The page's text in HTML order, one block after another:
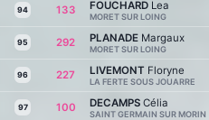
94 133 FOUCHARD Lea
MORET SUR LOING
95 292 PLANADE Margaux
MORET SUR LOING
96 227 LIVEMONT Floryne
LA FERTE SOUS JOUARRE
97 100 DECAMPS Célia
SAINT GERMAIN SUR MORIN